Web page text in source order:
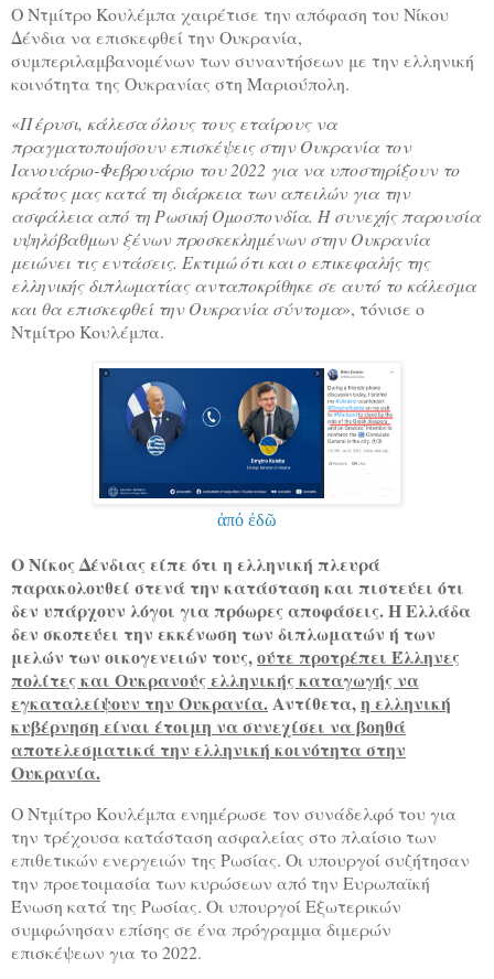
Ο Ντμίτρο Κουλέμπα χαιρέτισε την απόφαση του Νίκου
Δένδια να επισκεφθεί την Ουκρανία,
συμπεριλαμβανομένων των συναντήσεων με την ελληνική
κοινότητα της Ουκρανίας στη Μαριούπολη.
«Πέρυσι, κάλεσα όλους τους εταίρους να
πραγματοποιήσουν επισκέψεις στην Ουκρανία τον
Ιανουάριο-Φεβρουάριο του 2022 για να υποστηρίξουν το
κράτος μας κατά τη διάρκεια των απειλών για την
ασφάλεια από τη Ρωσική Ομοσπονδία. Η συνεχής παρουσία
υψηλόβαθμων ξένων προσκεκλημένων στην Ουκρανία
μειώνει τις εντάσεις. Εκτιμώ ότι και ο επικεφαλής της
ελληνικής διπλωματίας ανταποκρίθηκε σε αυτό το κάλεσμα
και θα επισκεφθεί την Ουκρανία σύντομα», τόνισε ο
Ντμίτρο Κουλέμπα.
ἀπό ἐδῶ
Ο Νίκος Δένδιας είπε ότι η ελληνική πλευρά
παρακολουθεί στενά την κατάσταση και πιστεύει ότι
δεν υπάρχουν λόγοι για πρόωρες αποφάσεις. Η Ελλάδα
δεν σκοπεύει την εκκένωση των διπλωματών ή των
μελών των οικογενειών τους,ούτε προτρέπει Έλληνες
πολίτες και Ουκρανούς ελληνικής καταγωγής να
εγκαταλείψουν την Ουκρανία.Αντίθετα,η ελληνική
κυβέρνηση είναι έτοιμη να συνεχίσει να βοηθά
αποτελεσματικά την ελληνική κοινότητα στην
Ουκρανία.
Ο Ντμίτρο Κουλέμπα ενημέρωσε τον συνάδελφό του για
την τρέχουσα κατάσταση ασφαλείας στο πλαίσιο των
επιθετικών ενεργειών της Ρωσίας. Οι υπουργοί συζήτησαν
την προετοιμασία των κυρώσεων από την Ευρωπαϊκή
Ένωση κατά της Ρωσίας. Οι υπουργοί Εξωτερικών
συμφώνησαν επίσης σε ένα πρόγραμμα διμερών
επισκέψεων για το 2022.